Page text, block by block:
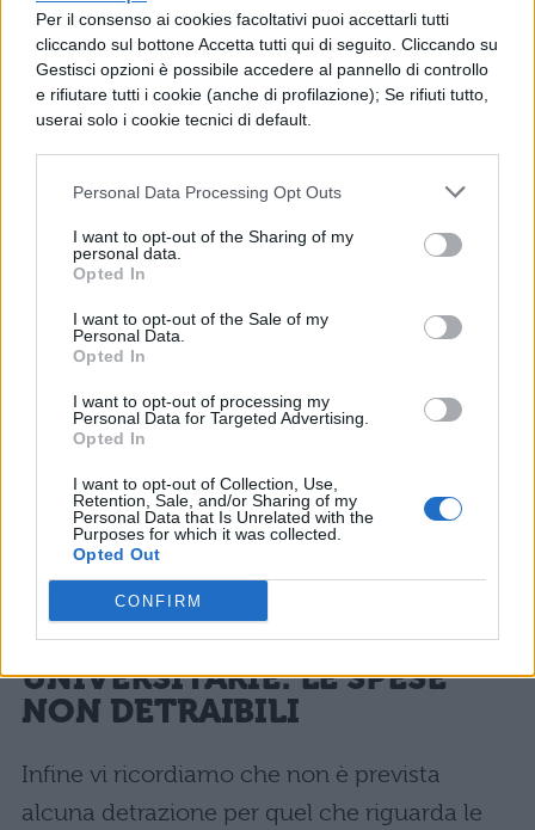
Per il consenso ai cookies facoltativi puoi accettarli tutti
cliccando sul bottone Accetta tutti qui di seguito. Cliccando su
Gestisci opzioni è possibile accedere al pannello di controllo
e rifiutare tutti i cookie (anche di profilazione); Se rifiuti tutto,
userai solo i cookie tecnici di default.
Personal Data Processing Opt Outs
I want to opt-out of the Sharing of my
personal data.
Opted In
I want to opt-out of the Sale of my
Personal Data.
Opted In
I want to opt-out of processing my
Personal Data for Targeted Advertising.
Opted In
I want to opt-out of Collection, Use,
Retention, Sale, and/or Sharing of my
Personal Data that Is Unrelated with the
Purposes for which it was collected.
Opted Out
CONFIRM
dei redditi.
Anche i titolari dipartita Iva, come i
professionisti, possono beneficiare degli
sconti per l’istruzione.
COME COMPILARE LA
DICHIARAZIONE DEI REDDITI
IN MERITO ALLE DETRAZIONI
DELLE TASSE UNIVERSITARIE
Per accedere alle detrazioni sulle tasse
universitarie occorre indicare le spese negli
spazi o nelle righe che vanno da E8 a E12 del
Modello Unico 2019 si inseriscono nelle righe
da RP8 a RP14 con gli stessi codici del
modello 730.
CALCOLO TASSE
UNIVERSITARIE: LE SPESE
NON DETRAIBILI
Infine vi ricordiamo che non è prevista
alcuna detrazione per quel che riguarda le